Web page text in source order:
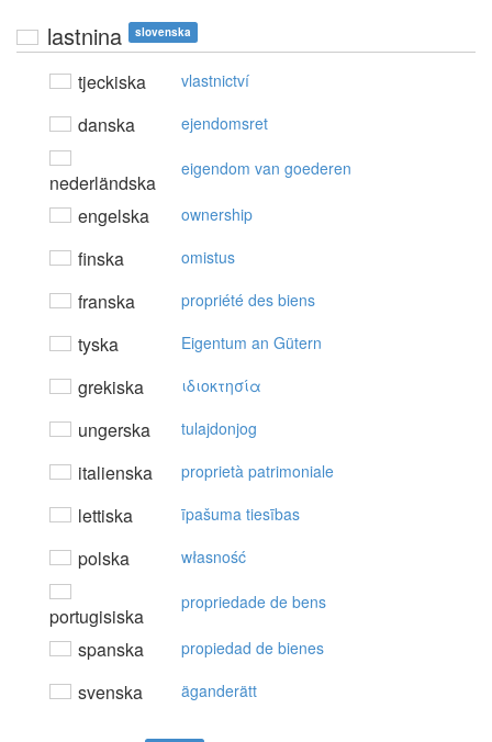
lastnina slovenska
tjeckiska vlastnictví
danska ejendomsret
nederländska
eigendom van goederen
engelska ownership
finska omistus
franska propriété des biens
tyska Eigentum an Gütern
grekiska ιδιoκτησία
ungerska tulajdonjog
italienska proprietà patrimoniale
lettiska īpašuma tiesības
polska własność
portugisiska
propriedade de bens
spanska propiedad de bienes
svenska äganderätt